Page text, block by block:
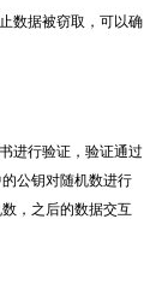
数据被窃取，可以确
进行验证，验证通过
公钥对随机数进行
，之后的数据交互